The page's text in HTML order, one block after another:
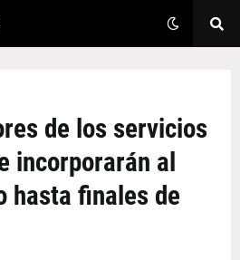
de los servicios
incorporarán al
hasta finales de